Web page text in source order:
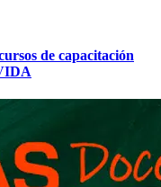
de capacitación